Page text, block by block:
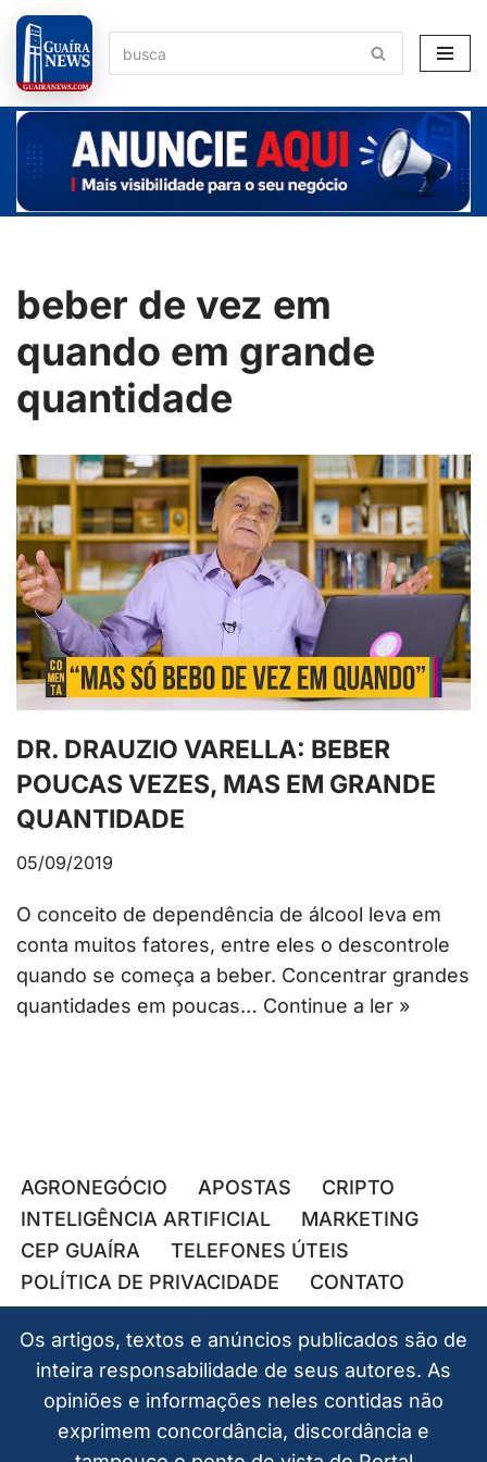
Pular
para
o
conteúdo
beber de vez em
quando em grande
quantidade
DR. DRAUZIO VARELLA: BEBER
POUCAS VEZES, MAS EM GRANDE
QUANTIDADE
05/09/2019
O conceito de dependência de álcool leva em
conta muitos fatores, entre eles o descontrole
quando se começa a beber. Concentrar grandes
quantidades em poucas… Continue a ler »
AGRONEGÓCIO APOSTAS
CRIPTO
INTELIGÊNCIA ARTIFICIAL
MARKETING
CEP GUAÍRA
TELEFONES ÚTEIS
POLÍTICA DE PRIVACIDADE
CONTATO
Os artigos, textos e anúncios publicados são de
inteira responsabilidade de seus autores. As
opiniões e informações neles contidas não
exprimem concordância, discordância e